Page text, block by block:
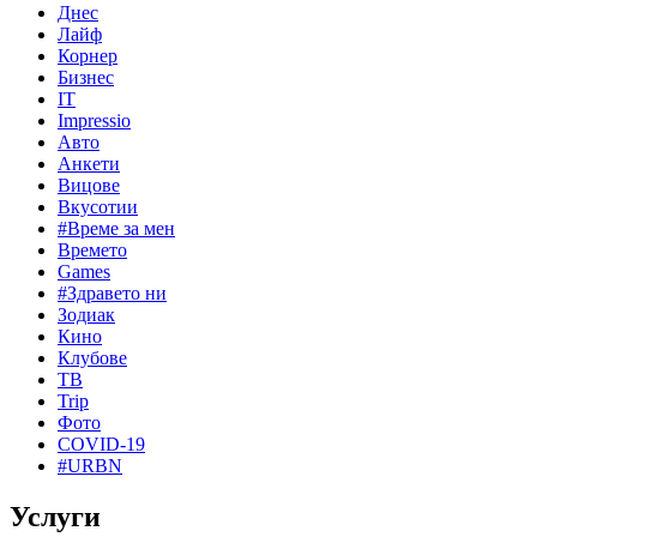
Днес
Лайф
Корнер
Бизнес
IT
Impressio
Авто
Анкети
Вицове
Вкусотии
#Време за мен
Времето
Games
#Здравето ни
Зодиак
Кино
Клубове
ТВ
Trip
Фото
COVID-19
#URBN
Услуги